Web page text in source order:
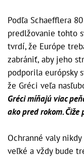
Podľa Schaefflera
predlžovanie tohto
tvrdí, že Európe
zabrániť, aby jeho
podporila európsky
že Gréci veľa
Gréci míňajú viac
ako pred rokom.
Ochranné valy
veľké a vždy bude